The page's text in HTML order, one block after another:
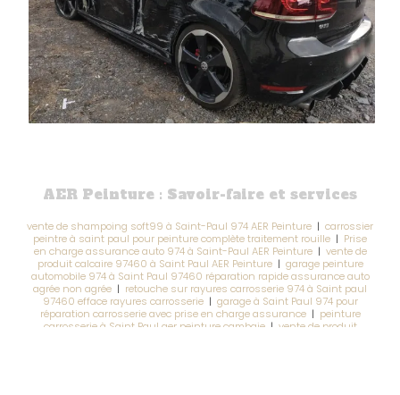
AER Peinture : Savoir-faire et services
vente de shampoing soft99 à Saint-Paul 974 AER Peinture | carrossier
peintre à saint paul pour peinture complète traitement rouille | Prise
en charge assurance auto 974 à Saint-Paul AER Peinture| vente de
produit calcaire 97460 à Saint Paul AER Peinture| garage peinture
automobile 974 à Saint Paul 97460 réparation rapide assurance auto
agrée non agrée | retouche sur rayures carrosserie 974 à Saint paul
97460 efface rayures carrosserie| garage à Saint Paul 974 pour
réparation carrosserie avec prise en charge assurance| peinture
carrosserie à Saint Paul aer peinture cambaie| vente de produit